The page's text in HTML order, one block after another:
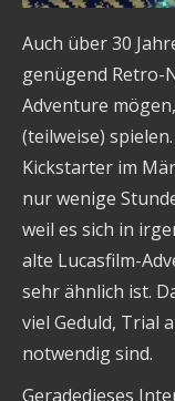
Auch über 30
genügend Retro-
Adventure
(teilweise)
Kickstarter im
nur wenige
weil es sich in
alte Lucasfilm-
sehr ähnlich ist.
viel Geduld, Trial
notwendig sind.
Geradedieses